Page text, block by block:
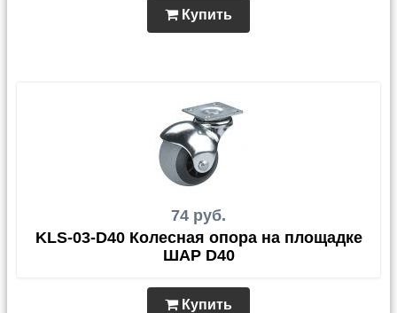
Купить
74 руб.
KLS-03-D40 Колесная опора на площадке
ШАР D40
Купить